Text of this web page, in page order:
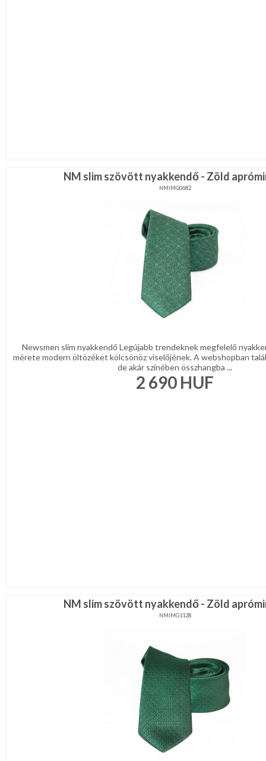
NM slim szövött nyakkendő - Zöld
NMIMG0682
Newsmen slim nyakkendő Legújabb trendeknek megfelelő
mérete modern öltözéket kölcsönöz viselőjének. A webshopban
de akár színében összhangba ...
2 690 HUF
NM slim szövött nyakkendő - Zöld
NMIMG1128